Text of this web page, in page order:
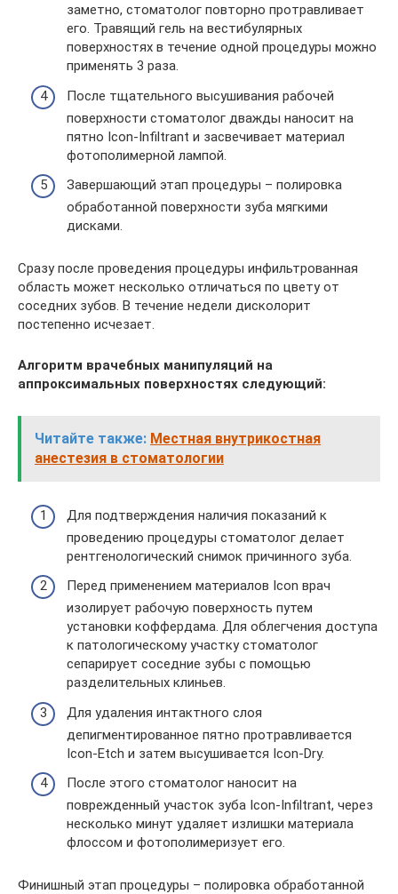
заметно, стоматолог повторно протравливает
его. Травящий гель на вестибулярных
поверхностях в течение одной процедуры можно
применять 3 раза.
После тщательного высушивания рабочей
поверхности стоматолог дважды наносит на
пятно Icon-Infiltrant и засвечивает материал
фотополимерной лампой.
Завершающий этап процедуры – полировка
обработанной поверхности зуба мягкими
дисками.
Сразу после проведения процедуры инфильтрованная
область может несколько отличаться по цвету от
соседних зубов. В течение недели дисколорит
постепенно исчезает.
Алгоритм врачебных манипуляций на
аппроксимальных поверхностях следующий:
Читайте также: Местная внутрикостная
анестезия в стоматологии
Для подтверждения наличия показаний к
проведению процедуры стоматолог делает
рентгенологический снимок причинного зуба.
Перед применением материалов Icon врач
изолирует рабочую поверхность путем
установки коффердама. Для облегчения доступа
к патологическому участку стоматолог
сепарирует соседние зубы с помощью
разделительных клиньев.
Для удаления интактного слоя
депигментированное пятно протравливается
Icon-Etch и затем высушивается Icon-Dry.
После этого стоматолог наносит на
поврежденный участок зуба Icon-Infiltrant, через
несколько минут удаляет излишки материала
флоссом и фотополимеризует его.
Финишный этап процедуры – полировка обработанной